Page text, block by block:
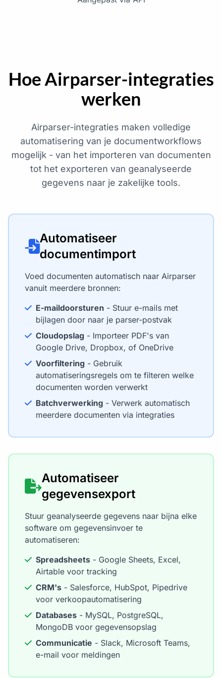
Hoe Airparser-integraties
werken
Airparser-integraties maken volledige
automatisering van je documentworkflows
mogelijk - van het importeren van documenten
tot het exporteren van geanalyseerde
gegevens naar je zakelijke tools.
Automatiseer
documentimport
Voed documenten automatisch naar Airparser
vanuit meerdere bronnen:
E-maildoorsturen - Stuur e-mails met
bijlagen door naar je parser-postvak
Cloudopslag - Importeer PDF's van
Google Drive, Dropbox, of OneDrive
Voorfiltering - Gebruik
automatiseringsregels om te filteren welke
documenten worden verwerkt
Batchverwerking - Verwerk automatisch
meerdere documenten via integraties
Automatiseer
gegevensexport
Stuur geanalyseerde gegevens naar bijna elke
software om gegevensinvoer te
automatiseren:
Spreadsheets - Google Sheets, Excel,
Airtable voor tracking
CRM's - Salesforce, HubSpot, Pipedrive
voor verkoopautomatisering
Databases - MySQL, PostgreSQL,
MongoDB voor gegevensopslag
Communicatie - Slack, Microsoft Teams,
e-mail voor meldingen